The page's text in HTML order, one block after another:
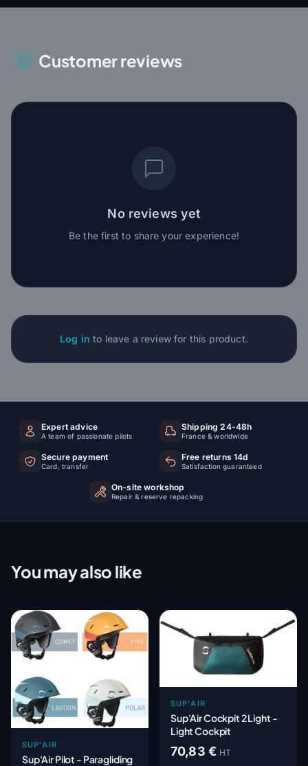
Customer reviews
No reviews yet
Be the first to share your experience!
Log in to leave a review for this product.
Expert advice
A team of passionate pilots
Shipping 24-48h
France & worldwide
Secure payment
Card, transfer
Free returns 14d
Satisfaction guaranteed
On-site workshop
Repair & reserve repacking
You may also like
SUP'AIR
Sup'Air Pilot - Paragliding
SUP'AIR
Sup'Air Cockpit 2 Light -
Light Cockpit
70,83 € HT